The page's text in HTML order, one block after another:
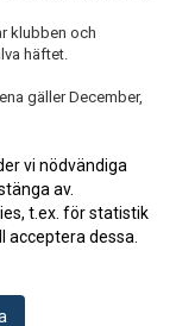
klubben och
häftet.
gäller December,
vi nödvändiga
av.
t.ex. för statistik
acceptera dessa.